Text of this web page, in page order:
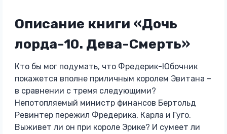
Описание книги «Дочь
лорда-10. Дева-Смерть»
Кто бы мог подумать, что Фредерик-Юбочник
покажется вполне приличным королем Эвитана –
в сравнении с тремя следующими?
Непотопляемый министр финансов Бертольд
Ревинтер пережил Фредерика, Карла и Гуго.
Выживет ли он при короле Эрике? И сумеет ли